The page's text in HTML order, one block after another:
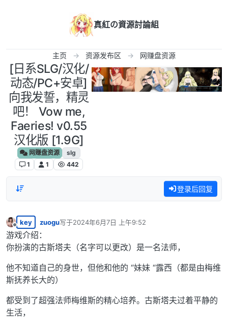
真紅の資源討論組
主页 资源发布区 网赚盘资源
[日系SLG/汉化/
动态/PC+安卓]
向我发誓，精灵
吧！ Vow me,
Faeries! v0.55
汉化版 [1.9G]
网赚盘资源
slg
1
1 442
登录后回复
离线
key zuogu写于2024年6月7日 上午9:52
最后由 编辑
游戏介绍：
你扮演的古斯塔夫（名字可以更改）是一名法师，
他不知道自己的身世，但他和他的 “妹妹 “露西（都是由梅维
斯抚养长大的）
都受到了超强法师梅维斯的精心培养。古斯塔夫过着平静的
生活，